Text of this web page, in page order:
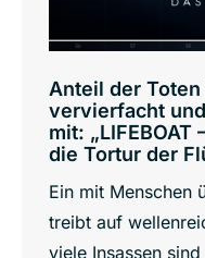
Anteil der
vervierfacht
mit: „LIFEBOAT
die Tortur der
Ein mit Menschen
treibt auf
viele Insassen